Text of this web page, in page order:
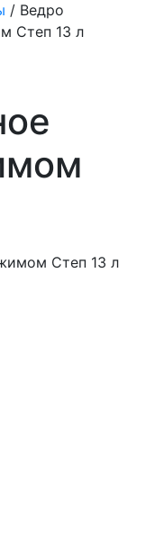
/ Ведро
Степ 13 л
Степ 13 л